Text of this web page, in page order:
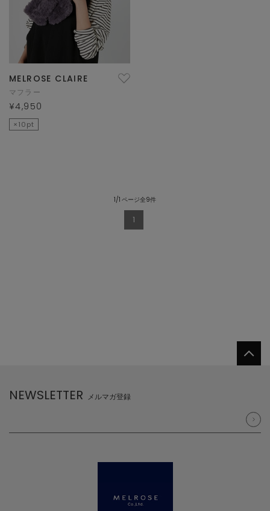
MELROSE CLAIRE
マフラー
¥4,950
×10pt
1/1 ページ全9件
1
NEWSLETTER メルマガ登録